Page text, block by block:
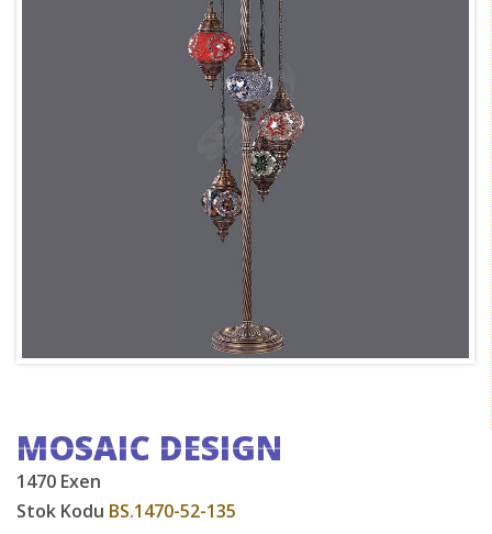
MOSAIC DESIGN
1470 Exen
Stok Kodu BS.1470-52-135